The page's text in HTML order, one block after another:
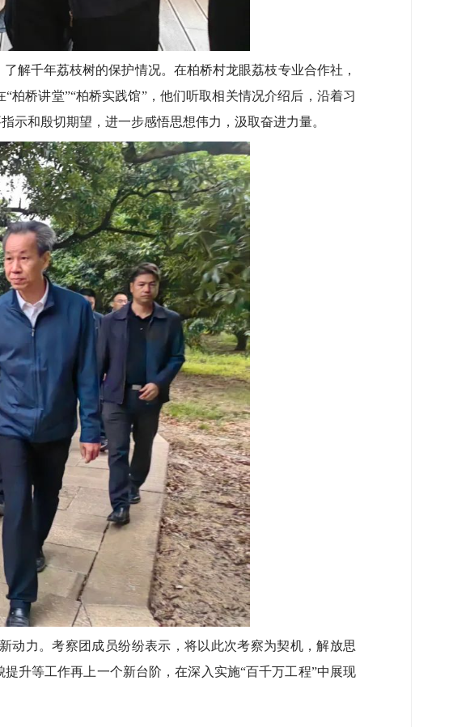
千年荔枝树的保护情况。在柏桥村龙眼荔枝专业合作社，
桥讲堂”“柏桥实践馆”，他们听取相关情况介绍后，沿着习
示和殷切期望，进一步感悟思想伟力，汲取奋进力量。
力。考察团成员纷纷表示，将以此次考察为契机，解放思
升等工作再上一个新台阶，在深入实施“百千万工程”中展现